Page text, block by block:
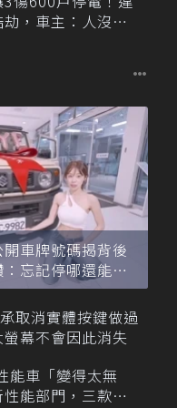
，車主：人沒事
車牌號碼揭背後
忘記停哪還能幫
取消實體按鍵做過
幕不會因此消失
能車「變得太無
能部門，三款手